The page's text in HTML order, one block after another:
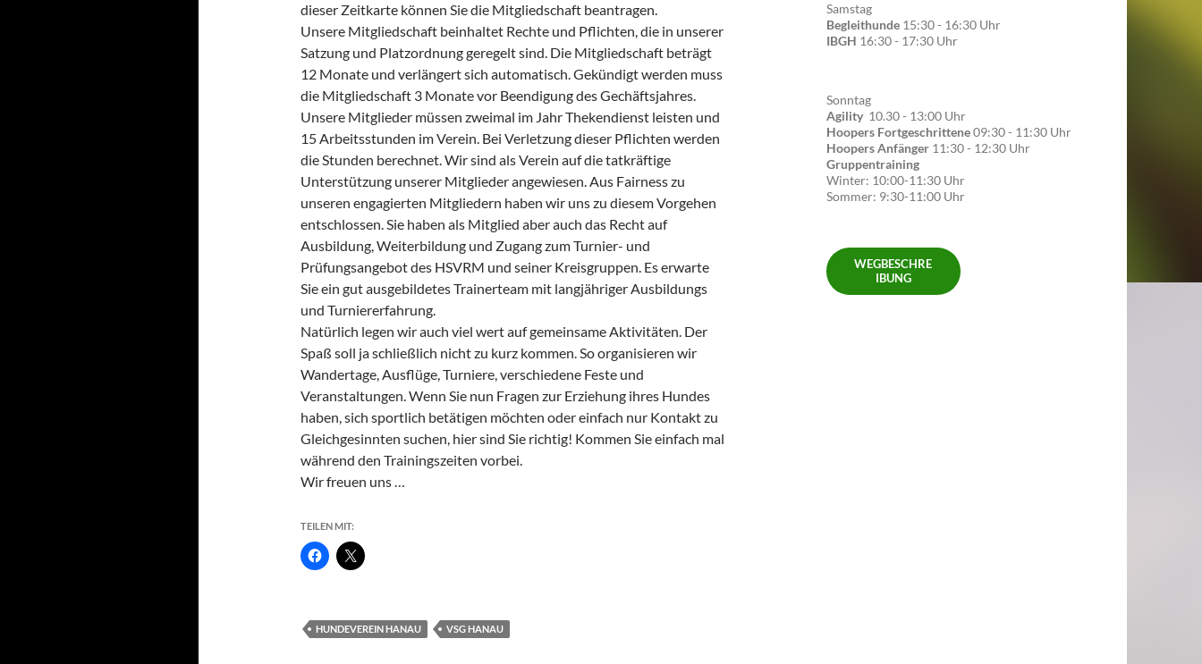
dieser Zeitkarte können Sie die Mitgliedschaft beantragen.
Unsere Mitgliedschaft beinhaltet Rechte und Pflichten, die in unserer
Satzung und Platzordnung geregelt sind. Die Mitgliedschaft beträgt
12 Monate und verlängert sich automatisch. Gekündigt werden muss
die Mitgliedschaft 3 Monate vor Beendigung des Gechäftsjahres.
Unsere Mitglieder müssen zweimal im Jahr Thekendienst leisten und
15 Arbeitsstunden im Verein. Bei Verletzung dieser Pflichten werden
die Stunden berechnet. Wir sind als Verein auf die tatkräftige
Unterstützung unserer Mitglieder angewiesen. Aus Fairness zu
unseren engagierten Mitgliedern haben wir uns zu diesem Vorgehen
entschlossen. Sie haben als Mitglied aber auch das Recht auf
Ausbildung, Weiterbildung und Zugang zum Turnier- und
Prüfungsangebot des HSVRM und seiner Kreisgruppen. Es erwarte
Sie ein gut ausgebildetes Trainerteam mit langjähriger Ausbildungs
und Turniererfahrung.
Natürlich legen wir auch viel wert auf gemeinsame Aktivitäten. Der
Spaß soll ja schließlich nicht zu kurz kommen. So organisieren wir
Wandertage, Ausflüge, Turniere, verschiedene Feste und
Veranstaltungen. Wenn Sie nun Fragen zur Erziehung ihres Hundes
haben, sich sportlich betätigen möchten oder einfach nur Kontakt zu
Gleichgesinnten suchen, hier sind Sie richtig! Kommen Sie einfach mal
während den Trainingszeiten vorbei.
Wir freuen uns …
TEILEN MIT:
HUNDEVEREIN HANAU VSG HANAU
Samstag
Begleithunde 15:30 - 16:30 Uhr
IBGH 16:30 - 17:30 Uhr
Sonntag
Agility 10.30 - 13:00 Uhr
Hoopers Fortgeschrittene09:30 - 11:30 Uhr
Hoopers Anfänger 11:30 - 12:30 Uhr
Gruppentraining
Winter: 10:00-11:30 Uhr
Sommer: 9:30-11:00 Uhr
WEGBESCHRE
IBUNG